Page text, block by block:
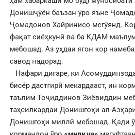
Донишҷӯён баъзан ӯро яъне
Ҷомадонов Хайринисо мегӯянд.
фақат сиёҳкунӣ ва ба КДАМ
мебошад. Аз уҳдаи ягон кор
савод надорад.
Нафари дигаре, ки
бисёр дастгирӣ мекардааст, ин
таълим Тоҷиддинов Зиёвиддин
таҳсилкардаи Донишгоҳи ал-
Донишгоҳи миллӣ мебошад. Қади ӯ